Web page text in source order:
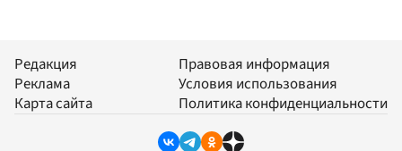
Редакция
Реклама
Карта сайта
Правовая информация
Условия использования
Политика конфиденциальности